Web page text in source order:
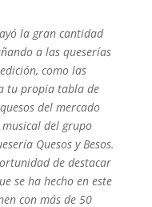
la gran cantidad
a las queserías
como las
tu propia tabla de
del mercado
del grupo
Quesos y Besos.
de destacar
se ha hecho en este
con más de 50